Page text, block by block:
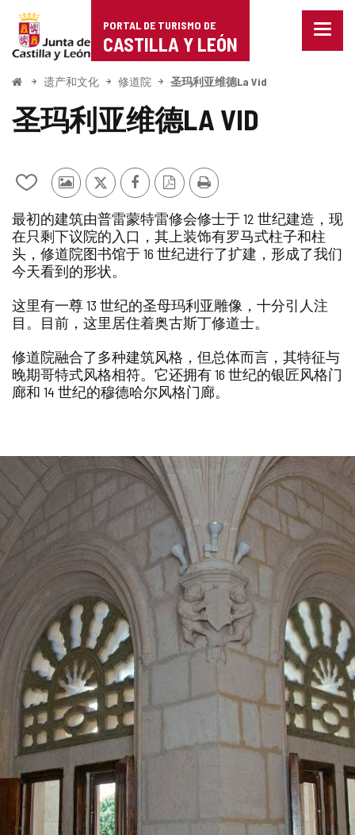
Portal
de
Turismo
de
Castilla
León
PORTAL DE TURISMO DE
CASTILLA Y LEÓN
菜
开
遗产和文化 修道院 圣玛利亚维德La Vid
圣玛利亚维德LA VID
从
的
笔
记
本
添
加/
删
除
其
游
客
的
照
推
Facebook
PDF
本
打
最初的建筑由普雷蒙特雷修会修士于 12 世纪建造，现
在只剩下议院的入口，其上装饰有罗马式柱子和柱
头，修道院图书馆于 16 世纪进行了扩建，形成了我们
今天看到的形状。
这里有一尊 13 世纪的圣母玛利亚雕像，十分引人注
目。目前，这里居住着奥古斯丁修道士。
修道院融合了多种建筑风格，但总体而言，其特征与
晚期哥特式风格相符。它还拥有 16 世纪的银匠风格门
廊和 14 世纪的穆德哈尔风格门廊。
图
片
库
灯
片
量:
3